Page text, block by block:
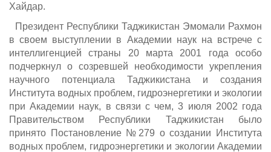
Хайдар.
Президент Республики Таджикистан Эмомали Рахмон
в своем выступлении в Академии наук на встрече с
интеллигенцией страны 20 марта 2001 года особо
подчеркнул о созревшей необходимости укрепления
научного потенциала Таджикистана и создания
Института водных проблем, гидроэнергетики и экологии
при Академии наук, в связи с чем, 3 июля 2002 года
Правительством Республики Таджикистан было
принято Постановление №279 о создании Института
водных проблем, гидроэнергетики и экологии Академии